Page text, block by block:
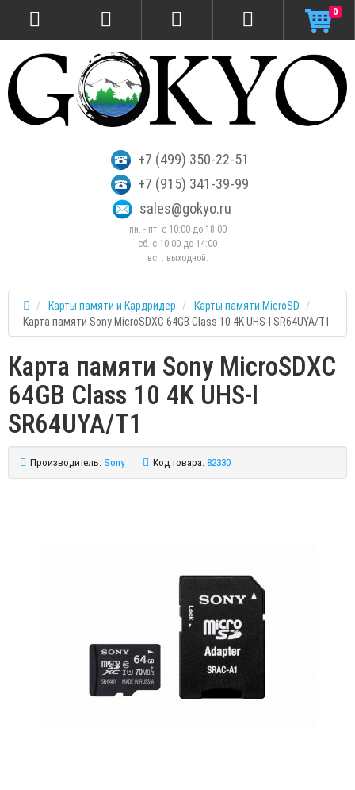
+7 (499) 350-22-51
+7 (915) 341-39-99
sales@gokyo.ru
пн. - пт. с 10:00 до 18:00
сб. c 10:00 до 14:00
вс. : выходной.
0
Карты памяти и Кардридер
Карты памяти MicroSD
Карта памяти Sony MicroSDXC 64GB Class 10 4K UHS-I SR64UYA/T1
Карта памяти Sony MicroSDXC
64GB Class 10 4K UHS-I
SR64UYA/T1
Производитель: Sony Код товара: 82330